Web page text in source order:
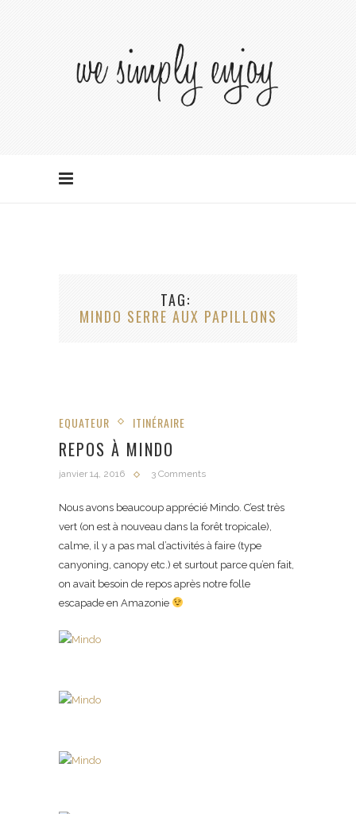
TAG
MINDO SERRE AUX PAPILLONS
EQUATEUR ITINÉRAIRE
REPOS À MINDO
janvier 14, 2016 3 Comments
Nous avons beaucoup apprécié Mindo. C’est très
vert (on est à nouveau dans la forêt tropicale),
calme, il y a pas mal d’activités à faire (type
canyoning, canopy etc.) et surtout parce qu’en fait,
on avait besoin de repos après notre folle
escapade en Amazonie